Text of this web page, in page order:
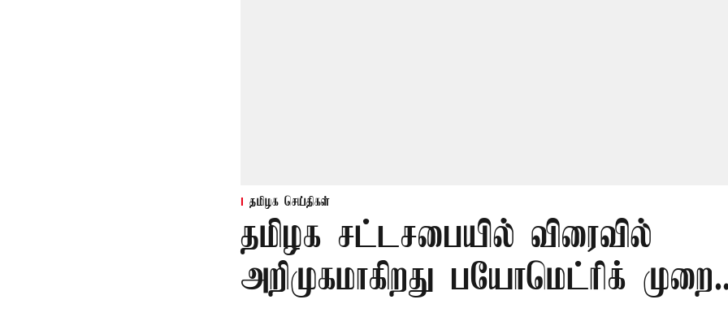
தமிழக செய்திகள்
தமிழக சட்டசபையில் விரைவில்
அறிமுகமாகிறது பயோமெட்ரிக்